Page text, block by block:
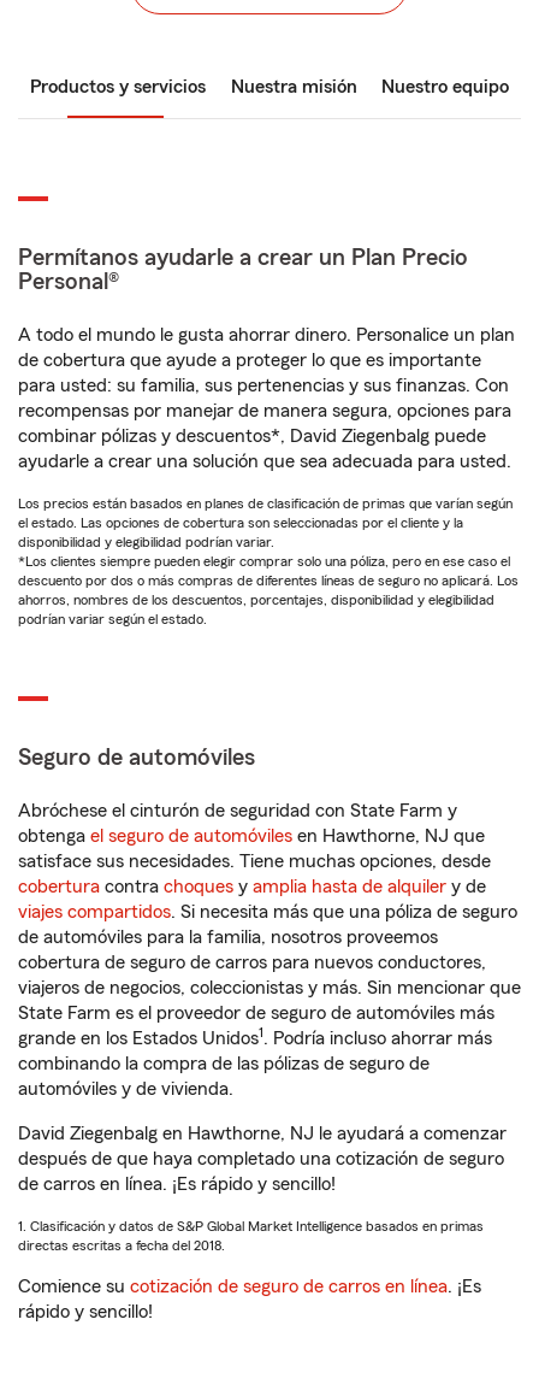
Productos y servicios Nuestra misión Nuestro equipo
Permítanos ayudarle a crear un Plan Precio
Personal®
A todo el mundo le gusta ahorrar dinero. Personalice un plan
de cobertura que ayude a proteger lo que es importante
para usted: su familia, sus pertenencias y sus finanzas. Con
recompensas por manejar de manera segura, opciones para
combinar pólizas y descuentos*, David Ziegenbalg puede
ayudarle a crear una solución que sea adecuada para usted.
Los precios están basados en planes de clasificación de primas que varían según
el estado. Las opciones de cobertura son seleccionadas por el cliente y la
disponibilidad y elegibilidad podrían variar.
*Los clientes siempre pueden elegir comprar solo una póliza, pero en ese caso el
descuento por dos o más compras de diferentes líneas de seguro no aplicará. Los
ahorros, nombres de los descuentos, porcentajes, disponibilidad y elegibilidad
podrían variar según el estado.
Seguro de automóviles
Abróchese el cinturón de seguridad con State Farm y
obtenga el seguro de automóviles en Hawthorne, NJ que
satisface sus necesidades. Tiene muchas opciones, desde
cobertura contra choques y amplia hasta de alquiler y de
viajes compartidos. Si necesita más que una póliza de seguro
de automóviles para la familia, nosotros proveemos
cobertura de seguro de carros para nuevos conductores,
viajeros de negocios, coleccionistas y más. Sin mencionar que
State Farm es el proveedor de seguro de automóviles más
grande en los Estados Unidos1. Podría incluso ahorrar más
combinando la compra de las pólizas de seguro de
automóviles y de vivienda.
David Ziegenbalg en Hawthorne, NJ le ayudará a comenzar
después de que haya completado una cotización de seguro
de carros en línea. ¡Es rápido y sencillo!
1. Clasificación y datos de S&P Global Market Intelligence basados en primas
directas escritas a fecha del 2018.
Comience su cotización de seguro de carros en línea. ¡Es
rápido y sencillo!